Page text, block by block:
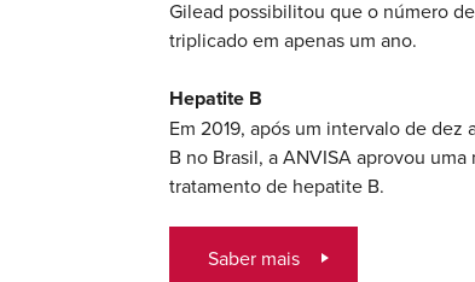
Gilead possibilitou que o número
triplicado em apenas um ano.
Hepatite B
Em 2019, após um intervalo de dez
B no Brasil, a ANVISA aprovou
tratamento de hepatite B.
Saber mais